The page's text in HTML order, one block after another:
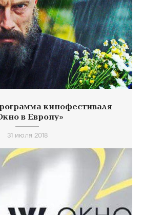
кинофестиваля
в Европу»
31 июля 2018